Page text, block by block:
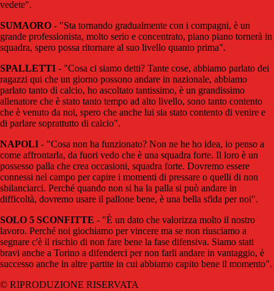
vedete".
SUMAORO - "Sta tornando gradualmente con i compagni, è un
grande professionista, molto serio e concentrato, piano piano tornerà in
squadra, spero possa ritornare al suo livello quanto prima".
SPALLETTI - "Cosa ci siamo detti? Tante cose, abbiamo parlato dei
ragazzi qui che un giorno possono andare in nazionale, abbiamo
parlato tanto di calcio, ho ascoltato tantissimo, è un grandissimo
allenatore che è stato tanto tempo ad alto livello, sono tanto contento
che è venuto da noi, spero che anche lui sia stato contento di venire e
di parlare soprattutto di calcio".
NAPOLI - "Cosa non ha funzionato? Non ne he ho idea, io penso a
come affrontarla, da fuori vedo che è una squadra forte. Il loro è un
possesso palla che crea occasioni, squadra forte. Dovremo essere
connessi nel campo per capire i momenti di pressare o quelli di non
sbilanciarci. Perché quando non si ha la palla si può andare in
difficoltà, dovremo usare il pallone bene, è una bella sfida per noi".
SOLO 5 SCONFITTE - "È un dato che valorizza molto il nostro
lavoro. Perché noi giochiamo per vincere ma se non riusciamo a
segnare c'è il rischio di non fare bene la fase difensiva. Siamo stati
bravi anche a Torino a difenderci per non farli andare in vantaggio, è
successo anche in altre partite in cui abbiamo capito bene il momento".
© RIPRODUZIONE RISERVATA